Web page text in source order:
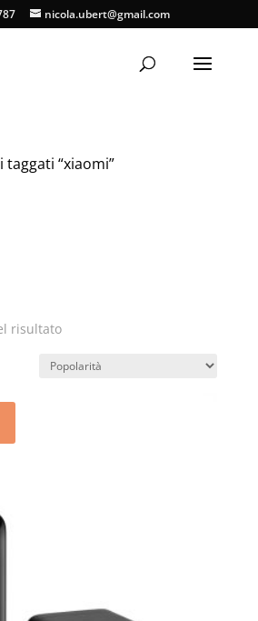
nicola.ubert@gmail.com
“xiaomi”
risultato